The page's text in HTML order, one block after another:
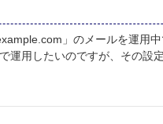
」のメールを運用
運用したいのですが、その設